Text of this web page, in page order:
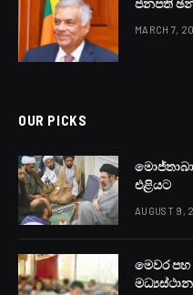
අද (04) දිනයේ බස්නාහිර
විට වැසි ඇතිවිය හැකි බව
පවසයි.
වැසි වාර කිහිපයක් ඇතිවිය